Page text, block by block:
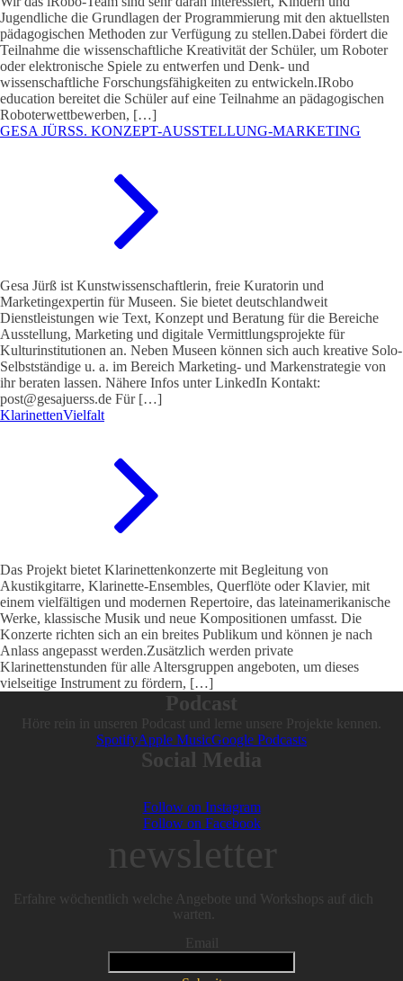
Jugendliche die Grundlagen der Programmierung mit den aktuellsten
pädagogischen Methoden zur Verfügung zu stellen.Dabei fördert die
Teilnahme die wissenschaftliche Kreativität der Schüler, um Roboter
oder elektronische Spiele zu entwerfen und Denk- und
wissenschaftliche Forschungsfähigkeiten zu entwickeln.IRobo
education bereitet die Schüler auf eine Teilnahme an pädagogischen
Roboterwettbewerben, […]
GESA JÜRSS. KONZEPT-AUSSTELLUNG-MARKETING
Gesa Jürß ist Kunstwissenschaftlerin, freie Kuratorin und
Marketingexpertin für Museen. Sie bietet deutschlandweit
Dienstleistungen wie Text, Konzept und Beratung für die Bereiche
Ausstellung, Marketing und digitale Vermittlungsprojekte für
Kulturinstitutionen an. Neben Museen können sich auch kreative Solo-
Selbstständige u. a. im Bereich Marketing- und Markenstrategie von
ihr beraten lassen. Nähere Infos unter LinkedIn Kontakt:
post@gesajuerss.de Für […]
KlarinettenVielfalt
Das Projekt bietet Klarinettenkonzerte mit Begleitung von
Akustikgitarre, Klarinette-Ensembles, Querflöte oder Klavier, mit
einem vielfältigen und modernen Repertoire, das lateinamerikanische
Werke, klassische Musik und neue Kompositionen umfasst. Die
Konzerte richten sich an ein breites Publikum und können je nach
Anlass angepasst werden.Zusätzlich werden private
Klarinettenstunden für alle Altersgruppen angeboten, um dieses
vielseitige Instrument zu fördern, […]
Podcast
Höre rein in unseren Podcast und lerne unsere Projekte kennen.
SpotifyApple MusicGoogle Podcasts
Social Media
Follow on Instagram
Follow on Facebook
newsletter
Erfahre wöchentlich welche Angebote und Workshops auf dich
warten.
Email